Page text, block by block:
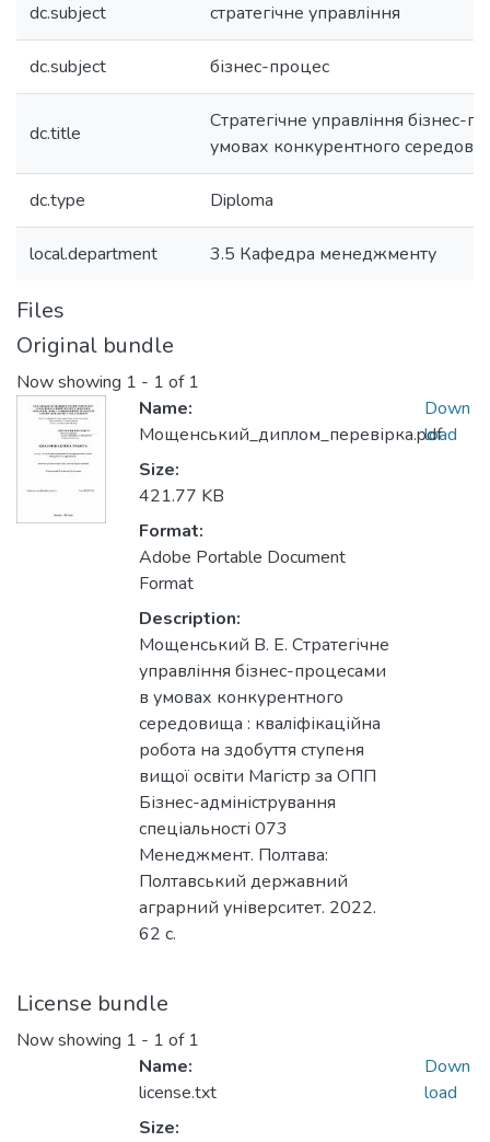
dc.subject стратегічне управління
dc.subject бізнес-процес
dc.title
Стратегічне управління бізнес-
умовах конкурентного
dc.type Diploma
local.department 3.5 Кафедра менеджменту
Files
Original bundle
Now showing 1 - 1 of 1
Name:
Мощенський_диплом_перевірка.pdf
Size:
421.77 KB
Format:
Adobe Portable Document
Format
Description:
Мощенський В. Е. Стратегічне
управління бізнес-процесами
в умовах конкурентного
середовища : кваліфікаційна
робота на здобуття ступеня
вищої освіти Магістр за ОПП
Бізнес-адміністрування
спеціальності 073
Менеджмент. Полтава:
Полтавський державний
аграрний університет. 2022.
62 с.
Down
load
License bundle
Now showing 1 - 1 of 1
Name:
license.txt
Size:
Down
load